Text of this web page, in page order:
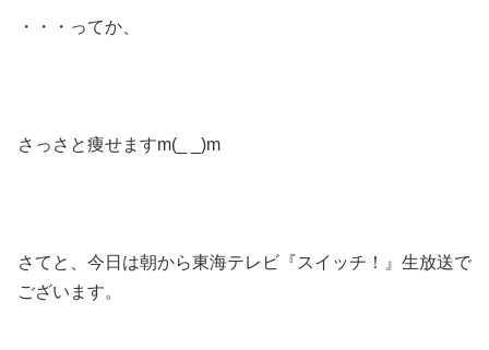
・・・ってか、
さっさと痩せますm(_ _)m
さてと、今日は朝から東海テレビ『スイッチ！』生放送で
ございます。